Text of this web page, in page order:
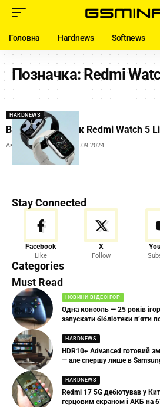
Головна Hardnews Softnews
Позначка:Redmi
HARDNEWS
Вийшов годинник Redmi Watch 5
Автор:Andrew Orobets26.09.2024
Stay Connected
Facebook
Like
X
Follow
Categories
Must Read
НОВИНИ ВІДЕОІГОР
Одна консоль — 25 років
запускати бібліотеки п’яти
HARDNEWS
HDR10+ Advanced готовий
— але спершу лише в
HARDNEWS
Redmi 17 5G дебютував у
герцовим екраном і АКБ на